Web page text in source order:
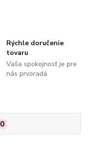
Rýchle doručenie
tovaru
Vaša spokojnosť je pre
nás prvoradá
0